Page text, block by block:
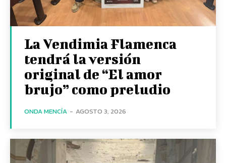
La Vendimia Flamenca
tendrá la versión
original de “El amor
brujo” como preludio
ONDA MENCÍA - AGOSTO 3, 2026